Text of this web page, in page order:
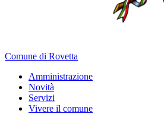
Comune di Rovetta
Amministrazione
Novità
Servizi
Vivere il comune